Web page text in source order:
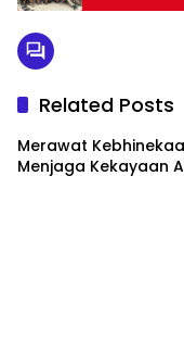
Related Posts
Merawat
Menjaga Kekayaan